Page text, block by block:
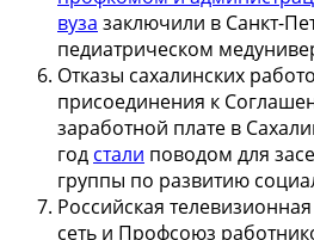
вуза заключили в Санкт-
педиатрическом
Отказы сахалинских
присоединения к
заработной плате в
год стали поводом для
группы по развитию
Российская
сеть и Профсоюз